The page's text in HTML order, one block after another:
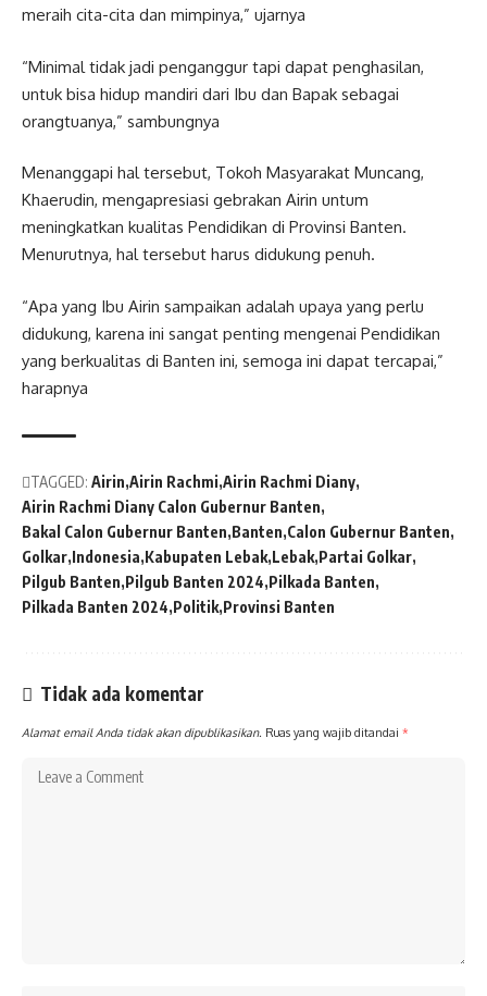
meraih cita-cita dan mimpinya,” ujarnya
“Minimal tidak jadi penganggur tapi dapat penghasilan,
untuk bisa hidup mandiri dari Ibu dan Bapak sebagai
orangtuanya,” sambungnya
Menanggapi hal tersebut, Tokoh Masyarakat Muncang,
Khaerudin, mengapresiasi gebrakan Airin untum
meningkatkan kualitas Pendidikan di Provinsi Banten.
Menurutnya, hal tersebut harus didukung penuh.
“Apa yang Ibu Airin sampaikan adalah upaya yang perlu
didukung, karena ini sangat penting mengenai Pendidikan
yang berkualitas di Banten ini, semoga ini dapat tercapai,”
harapnya
TAGGED: Airin Airin Rachmi Airin Rachmi Diany
Airin Rachmi Diany Calon Gubernur Banten
Bakal Calon Gubernur Banten Banten Calon Gubernur Banten
Golkar Indonesia Kabupaten Lebak Lebak Partai Golkar
Pilgub Banten Pilgub Banten 2024 Pilkada Banten
Pilkada Banten 2024 Politik Provinsi Banten
Tidak ada komentar
Alamat email Anda tidak akan dipublikasikan. Ruas yang wajib ditandai *